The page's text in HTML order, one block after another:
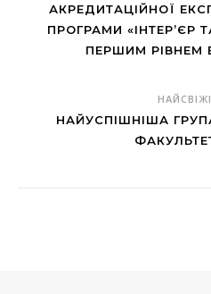
АКРЕДИТАЦІЙНОЇ
ПРОГРАМИ «ІНТЕР’ЄР
ПЕРШИМ РІВНЕМ
НАЙУСПІШНІША